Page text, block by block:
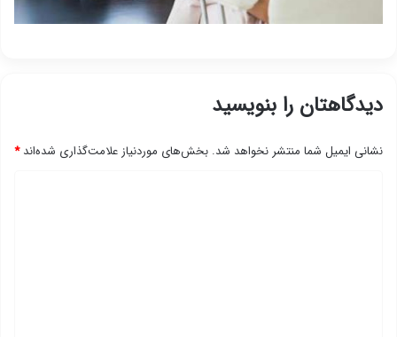
دیدگاهتان را بنویسید
نشانی ایمیل شما منتشر نخواهد شد. بخش‌های موردنیاز علامت‌گذاری شده‌اند*